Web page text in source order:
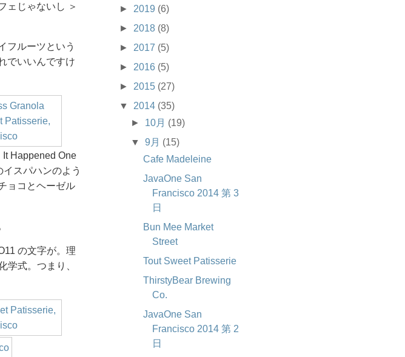
ェじゃないし ＞
フルーツという
でいいんですけ
Happened One
スパハンのよう
ョコとヘーゼル
の文字が。理
学式。つまり、
► 2019 (6)
► 2018 (8)
► 2017 (5)
► 2016 (5)
► 2015 (27)
▼ 2014 (35)
► 10月 (19)
▼9月 (15)
Cafe Madeleine
JavaOne San
Francisco 2014 第 3
日
Bun Mee Market
Street
Tout Sweet Patisserie
ThirstyBear Brewing
Co.
JavaOne San
Francisco 2014 第 2
日